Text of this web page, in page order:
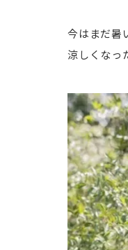
今はまだ暑
涼しくなっ